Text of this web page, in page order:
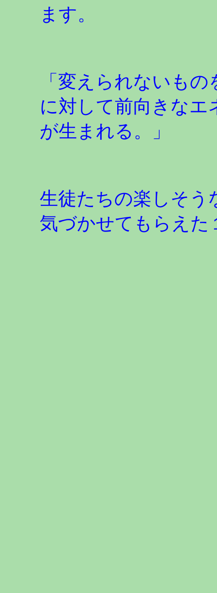
ます。
「変えられないも
に対して前向きな
が生まれる。」
生徒たちの楽しそう
気づかせてもらえた